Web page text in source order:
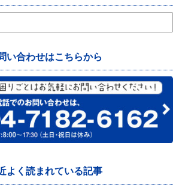
い合わせはこちらから
よく読まれている記事